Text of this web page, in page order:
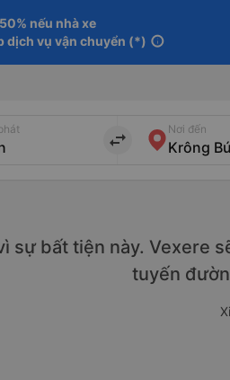
nếu nhà xe
dịch vụ vận chuyển (*) info
import_export
Nơi đến
sự bất tiện này. Vexere
tuyến